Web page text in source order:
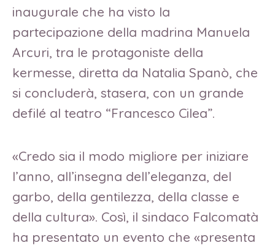
inaugurale che ha visto la
partecipazione della madrina Manuela
Arcuri, tra le protagoniste della
kermesse, diretta da Natalia Spanò, che
si concluderà, stasera, con un grande
defilé al teatro “Francesco Cilea”.
«Credo sia il modo migliore per iniziare
l’anno, all’insegna dell’eleganza, del
garbo, della gentilezza, della classe e
della cultura». Così, il sindaco Falcomatà
ha presentato un evento che «presenta